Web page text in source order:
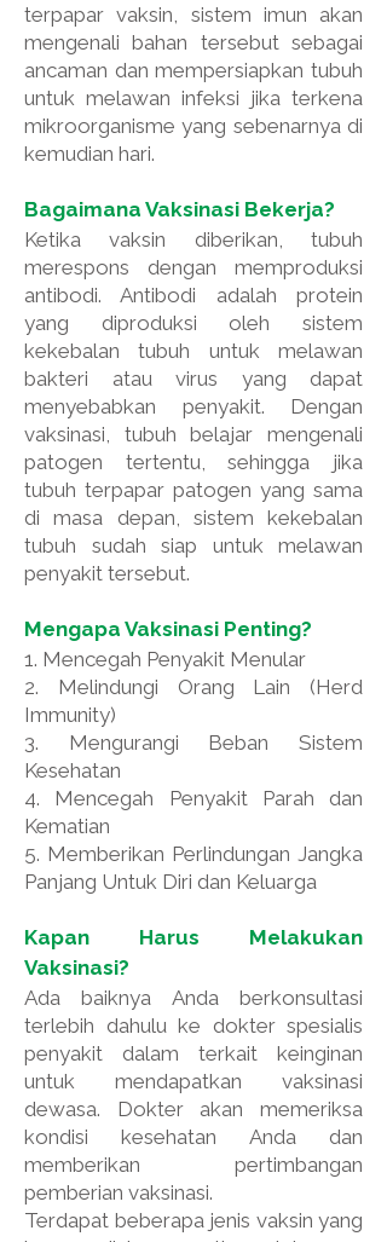
terpapar vaksin, sistem imun akan
mengenali bahan tersebut sebagai
ancaman dan mempersiapkan tubuh
untuk melawan infeksi jika terkena
mikroorganisme yang sebenarnya di
kemudian hari.
Bagaimana Vaksinasi Bekerja?
Ketika vaksin diberikan, tubuh
merespons dengan memproduksi
antibodi. Antibodi adalah protein
yang diproduksi oleh sistem
kekebalan tubuh untuk melawan
bakteri atau virus yang dapat
menyebabkan penyakit. Dengan
vaksinasi, tubuh belajar mengenali
patogen tertentu, sehingga jika
tubuh terpapar patogen yang sama
di masa depan, sistem kekebalan
tubuh sudah siap untuk melawan
penyakit tersebut.
Mengapa Vaksinasi Penting?
1. Mencegah Penyakit Menular
2. Melindungi Orang Lain (Herd
Immunity)
3. Mengurangi Beban Sistem
Kesehatan
4. Mencegah Penyakit Parah dan
Kematian
5. Memberikan Perlindungan Jangka
Panjang Untuk Diri dan Keluarga
Kapan Harus Melakukan
Vaksinasi?
Ada baiknya Anda berkonsultasi
terlebih dahulu ke dokter spesialis
penyakit dalam terkait keinginan
untuk mendapatkan vaksinasi
dewasa. Dokter akan memeriksa
kondisi kesehatan Anda dan
memberikan pertimbangan
pemberian vaksinasi.
Terdapat beberapa jenis vaksin yang